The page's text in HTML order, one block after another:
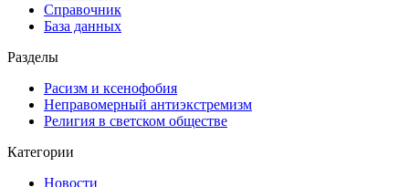
Справочник
База данных
Разделы
Расизм и ксенофобия
Неправомерный антиэкстремизм
Религия в светском обществе
Категории
Новости